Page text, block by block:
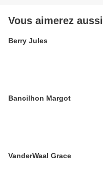
Vous aimerez aussi
Berry Jules
Bancilhon Margot
VanderWaal Grace